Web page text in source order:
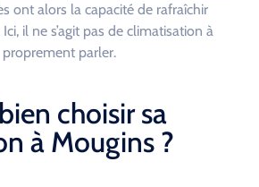
ont alors la capacité de rafraîchir
Ici, il ne s’agit pas de climatisation à
proprement parler.
choisir sa
à Mougins ?